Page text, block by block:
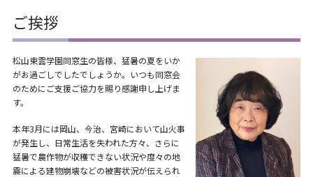
ご挨拶
松山東雲学園同窓生の皆様、猛暑の夏をいか
がお過ごしでしたでしょうか。いつも同窓会
のためにご支援ご協力を賜り感謝申し上げま
す。
本年3月には岡山、今治、宮崎において山火事
が発生し、日常生活を失われた方々、さらに
猛暑で農作物が収穫できない状況や度々の地
震による建物崩壊などの被害状況が伝えられ